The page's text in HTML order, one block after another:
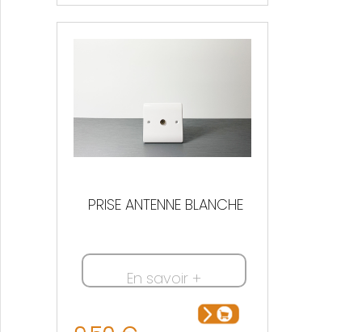
PRISE ANTENNE BLANCHE
En savoir +